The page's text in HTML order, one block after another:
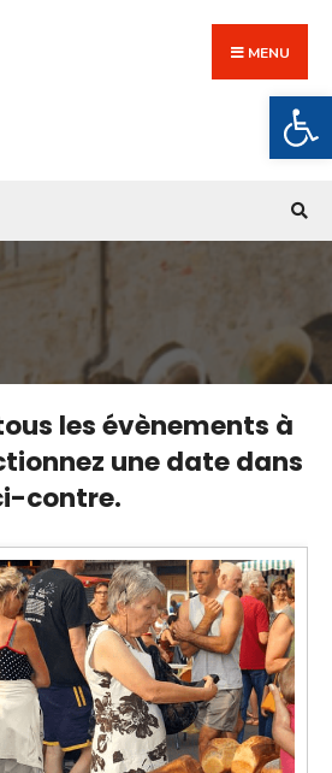
MENU
les évènements à
une date dans
contre.